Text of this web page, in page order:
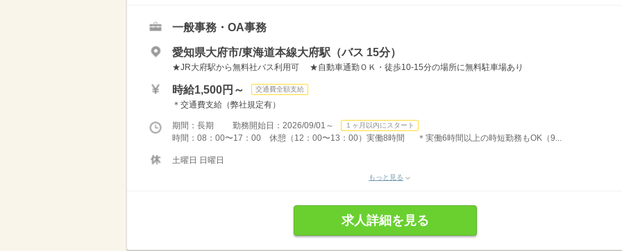
一般事務・OA事務
愛知県大府市/東海道本線大府駅（バス 15分）
★JR大府駅から無料社バス利用可 ★自動車通勤ＯＫ・徒歩10-15分の場所に無料駐車場あり
時給1,500円～ 交通費全額支給
＊交通費支給（弊社規定有）
期間：長期 勤務開始日：2026/09/01～ １ヶ月以内にスタート
時間：08：00〜17：00 休憩（12：00〜13：00）実働8時間 ＊実働6時間以上の時短勤務もOK（9...
土曜日 日曜日
もっと見る
求人詳細を見る